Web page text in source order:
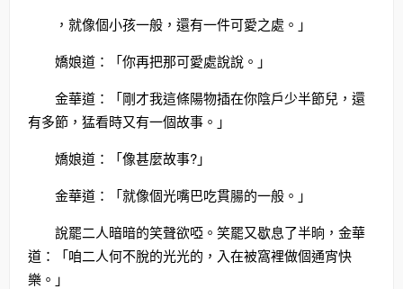
，就像個小孩一般，還有一件可愛之處。」
嬌娘道：「你再把那可愛處說說。」
金華道：「剛才我這條陽物插在你陰戶少半節兒，還
有多節，猛看時又有一個故事。」
嬌娘道：「像甚麼故事?」
金華道：「就像個光嘴巴吃貫腸的一般。」
說罷二人暗暗的笑聲欲啞。笑罷又歇息了半晌，金華
道：「咱二人何不脫的光光的，入在被窩裡做個通宵快
樂。」